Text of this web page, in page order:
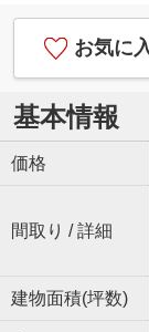
お気に
基本情報
価格
間取り / 詳細
建物面積(坪数)